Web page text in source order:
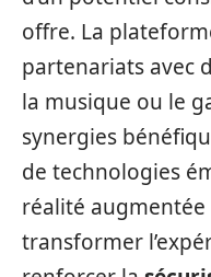
offre. La
partenariats avec
la musique ou le
synergies
de technologies
réalité
transformer